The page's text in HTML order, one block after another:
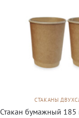
СТАКАНЫ
Стакан бумажный